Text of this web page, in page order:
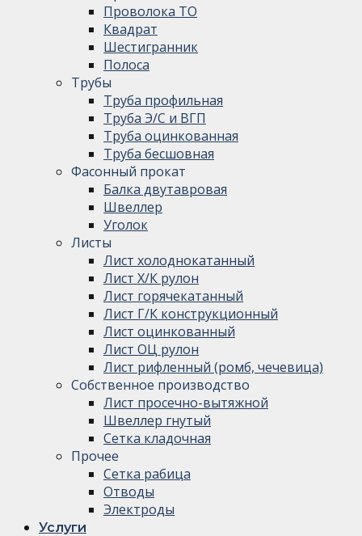
Проволока ТО
Квадрат
Шестигранник
Полоса
Трубы
Труба профильная
Труба Э/С и ВГП
Труба оцинкованная
Труба бесшовная
Фасонный прокат
Балка двутавровая
Швеллер
Уголок
Листы
Лист холоднокатанный
Лист Х/К рулон
Лист горячекатанный
Лист Г/К конструкционный
Лист оцинкованный
Лист ОЦ рулон
Лист рифленный (ромб, чечевица)
Собственное производство
Лист просечно-вытяжной
Швеллер гнутый
Сетка кладочная
Прочее
Сетка рабица
Отводы
Электроды
Услуги